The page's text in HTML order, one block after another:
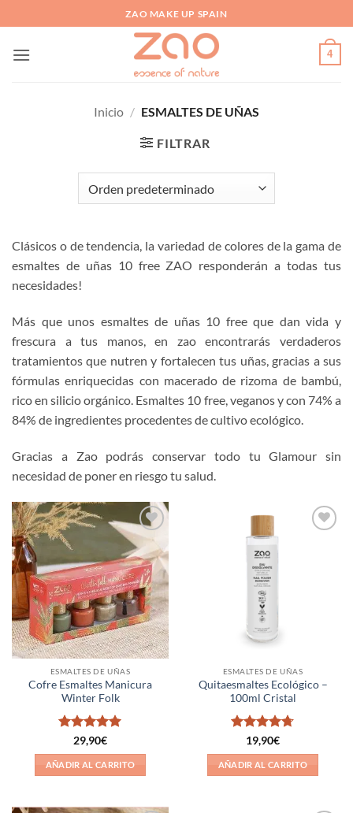
al
contenido
ZAO MAKE UP SPAIN
4
Inicio / ESMALTES DE UÑAS
FILTRAR
Clásicos o de tendencia, la variedad de colores de la gama de
esmaltes de uñas 10 free ZAO responderán a todas tus
necesidades!
Más que unos esmaltes de uñas 10 free que dan vida y
frescura a tus manos, en zao encontrarás verdaderos
tratamientos que nutren y fortalecen tus uñas, gracias a sus
fórmulas enriquecidas con macerado de rizoma de bambú,
rico en silicio orgánico. Esmaltes 10 free, veganos y con 74% a
84% de ingredientes procedentes de cultivo ecológico.
Gracias a Zao podrás conservar todo tu Glamour sin
necesidad de poner en riesgo tu salud.
Añadir
a la
lista de
deseos
ESMALTES DE UÑAS
Cofre Esmaltes Manicura
Winter Folk
Valorado
con5de 5
29,90€
AÑADIR AL CARRITO
ESMALTES DE UÑAS
Quitaesmaltes Ecológico –
100ml Cristal
Valorado
con4.67
de 5
19,90€
AÑADIR AL CARRITO